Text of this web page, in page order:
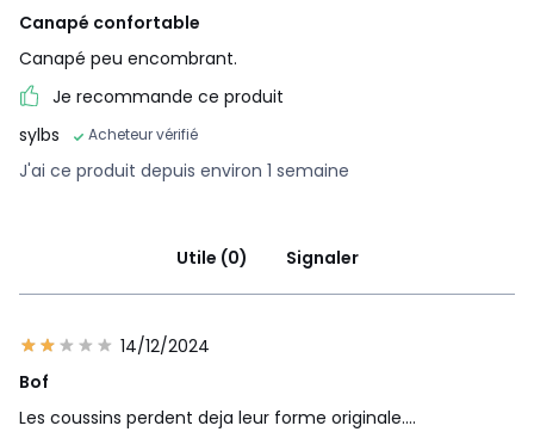
Canapé confortable
Canapé peu encombrant.
Je recommande ce produit
sylbs
Acheteur vérifié
J'ai ce produit depuis environ 1 semaine
Utile (0) Signaler
14/12/2024
Bof
Les coussins perdent deja leur forme originale....